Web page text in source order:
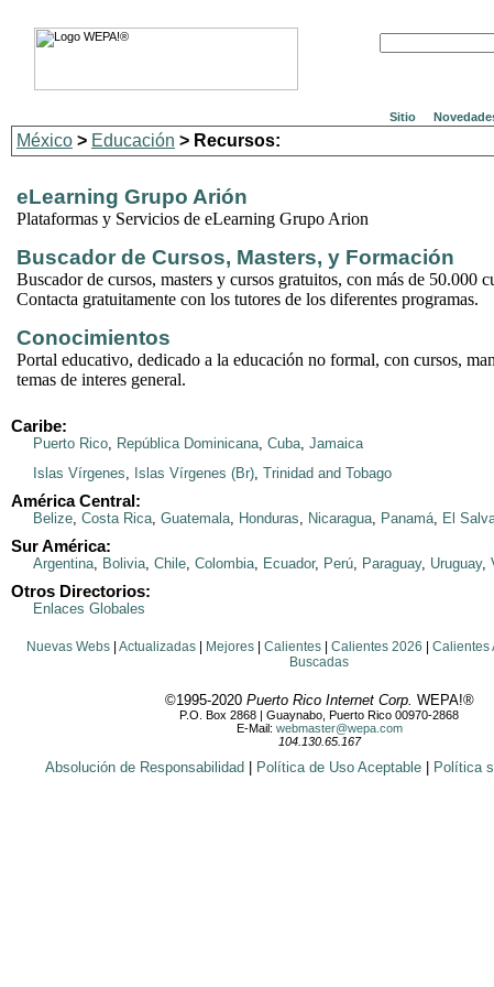
Sitio
México > Educación > Recursos:
eLearning Grupo Arión
Plataformas y Servicios de eLearning Grupo Arion
Buscador de Cursos, Masters, y Formación
Buscador de cursos, masters y cursos gratuitos, con más de 50.000
Contacta gratuitamente con los tutores de los diferentes programas.
Conocimientos
Portal educativo, dedicado a la educación no formal, con cursos,
temas de interes general.
Caribe:
Puerto Rico, República Dominicana, Cuba, Jamaica
Islas Vírgenes, Islas Vírgenes (Br), Trinidad and Tobago
América Central:
Belize, Costa Rica, Guatemala, Honduras, Nicaragua, Panamá, El
Sur América:
Argentina, Bolivia, Chile, Colombia, Ecuador, Perú, Paraguay, Uruguay,
Otros Directorios:
Enlaces Globales
Nuevas Webs| Actualizadas| Mejores| Calientes| Calientes 2026 Calientes
Buscadas
©1995-2020 Puerto Rico Internet Corp. WEPA!®
P.O. Box 2868 | Guaynabo, Puerto Rico 00970-2868
E-Mail: webmaster@wepa.com
104.130.65.167
Absolución de Responsabilidad Política de Uso Aceptable Política